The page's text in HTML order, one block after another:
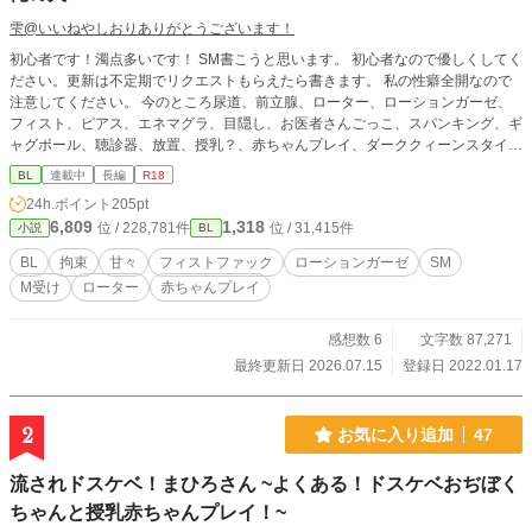
雫@いいねやしおりありがとうございます！
初心者です！濁点多いです！ SM書こうと思います。 初心者なので優しくしてく
ださい。更新は不定期でリクエストもらえたら書きます。 私の性癖全開なので
注意してください。 今のところ尿道、前立腺、ローター、ローションガーゼ、
フィスト、ピアス、エネマグラ、目隠し、お医者さんごっこ、スパンキング、ギ
ャグボール、聴診器、放置、授乳？、赤ちゃんプレイ、ダーククィーンスタイル
などを書こうかな。終わり次第甘々になります。調教、小スカ
BL 連載中 長編 R18
24h.ポイント 205pt
小説 6,809 位 / 228,781件 BL 1,318 位 / 31,415件
BL 拘束 甘々 フィストファック ローションガーゼ
SM
M受け
ローター 赤ちゃんプレイ
感想数 6
文字数 87,271
最終更新日 2026.07.15
登録日 2022.01.17
2 お気に入り追加 47
流されドスケベ！まひろさん ~よくある！ドスケベおぢぼく
ちゃんと授乳赤ちゃんプレイ！~